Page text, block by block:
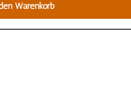
Warenkorb